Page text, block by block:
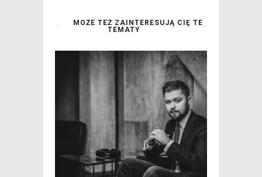
MOŻE TEŻ ZAINTERESUJĄ CIĘ TE
TEMATY